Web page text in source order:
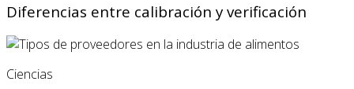
Diferencias entre calibración y verificación
Ciencias